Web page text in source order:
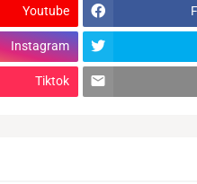
Youtube
Instagram
Tiktok